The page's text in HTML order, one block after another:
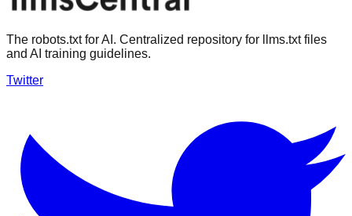
The robots.txt for AI. Centralized repository for llms.txt files
and AI training guidelines.
Twitter